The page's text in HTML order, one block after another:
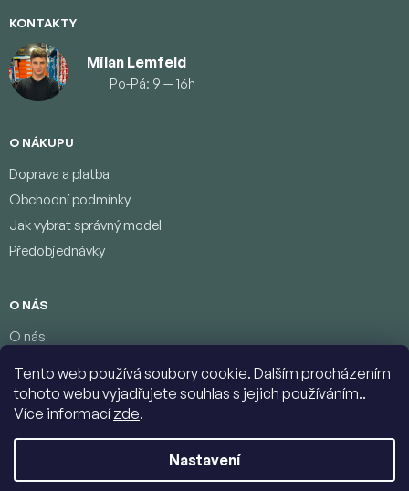
Tento web používá soubory cookie. Dalším procházením
tohoto webu vyjadřujete souhlas s jejich používáním..
Více informacízde.
Nastavení
KONTAKTY
Milan Lemfeld
Po-Pá: 9 — 16h
O NÁKUPU
Doprava a platba
Obchodní podmínky
Jak vybrat správný model
Předobjednávky
O NÁS
O nás
Podmínky ochrany osobních údajů
Kontakty